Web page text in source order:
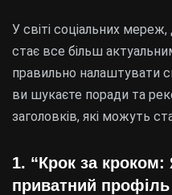
У світі соціальних
стає все більш
правильно налаштувати
ви шукаєте поради та
заголовків, які можуть
1. “Крок за кроком:
приватний